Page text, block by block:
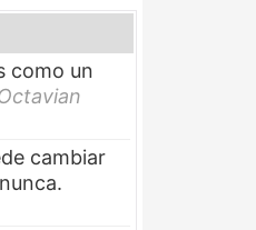
como un
cambiar